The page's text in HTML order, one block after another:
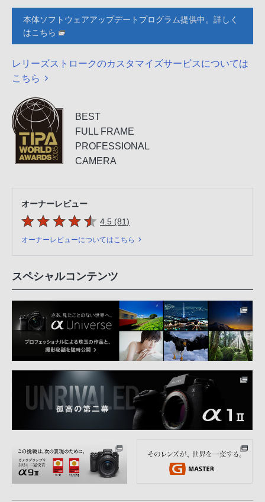
本体ソフトウェアアップデートプログラム提供中。詳しく
はこちら
レリーズストロークのカスタマイズサービスについては
こちら
BEST
FULL FRAME
PROFESSIONAL
CAMERA
オーナーレビュー
5つの星のうち
4.5 (81件のレビュー
)
オーナーレビューについてはこちら
スペシャルコンテンツ